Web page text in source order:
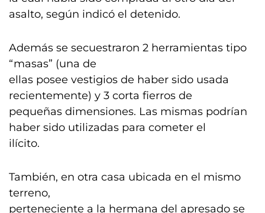
asalto, según indicó el detenido.
Además se secuestraron 2 herramientas tipo
“masas” (una de
ellas posee vestigios de haber sido usada
recientemente) y 3 corta fierros de
pequeñas dimensiones. Las mismas podrían
haber sido utilizadas para cometer el
ilícito.
También, en otra casa ubicada en el mismo
terreno,
perteneciente a la hermana del apresado se